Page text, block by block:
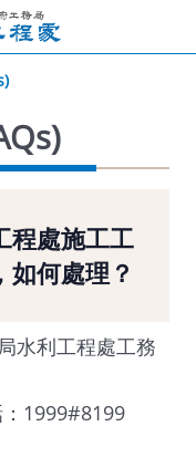
程處施工工
何處理？
水利工程處工務
1999#8199